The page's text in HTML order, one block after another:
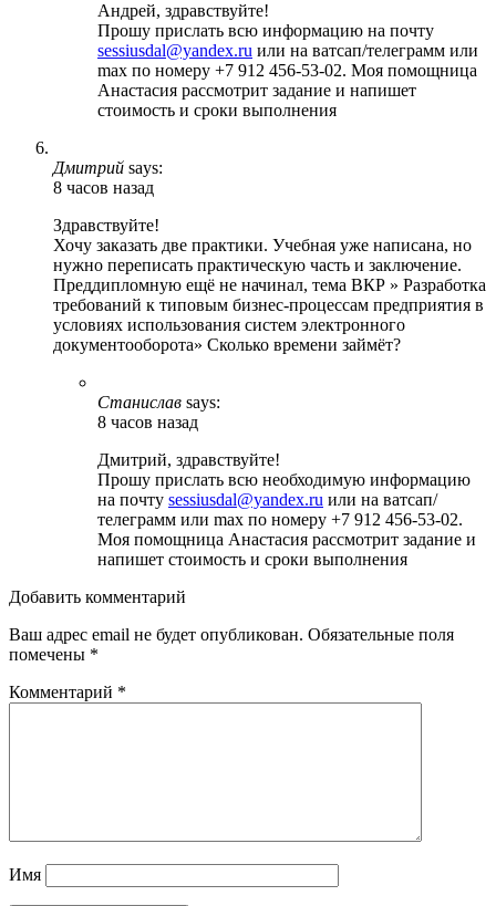
Андрей, здравствуйте!
Прошу прислать всю информацию на почту
sessiusdal@yandex.ru или на ватсап/телеграмм или
max по номеру +7 912 456-53-02. Моя помощница
Анастасия рассмотрит задание и напишет
стоимость и сроки выполнения
Дмитрий says:
8 часов назад
Здравствуйте!
Хочу заказать две практики. Учебная уже написана, но
нужно переписать практическую часть и заключение.
Преддипломную ещё не начинал, тема ВКР » Разработка
требований к типовым бизнес-процессам предприятия в
условиях использования систем электронного
документооборота» Сколько времени займёт?
Станислав says:
8 часов назад
Дмитрий, здравствуйте!
Прошу прислать всю необходимую информацию
на почту sessiusdal@yandex.ru или на ватсап/
телеграмм или max по номеру +7 912 456-53-02.
Моя помощница Анастасия рассмотрит задание и
напишет стоимость и сроки выполнения
Добавить комментарий
Ваш адрес email не будет опубликован. Обязательные поля
помечены *
Комментарий *
Имя